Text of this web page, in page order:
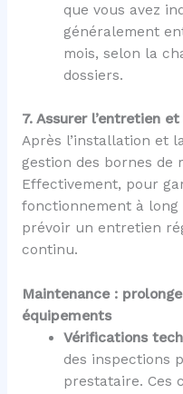
que vous avez
généralement
mois, selon la
dossiers.
7. Assurer l’entretien
Après l’installation et
gestion des bornes de
Effectivement, pour
fonctionnement à
prévoir un entretien
continu.
Maintenance :
équipements
Vérifications
des inspections
prestataire. Ces